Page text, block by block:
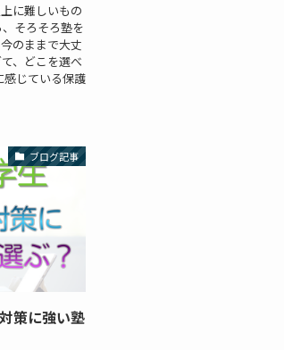
に難しいもの
そろそろ塾を
のままで大丈
、どこを選べ
感じている保護
ブログ記事
策に強い塾